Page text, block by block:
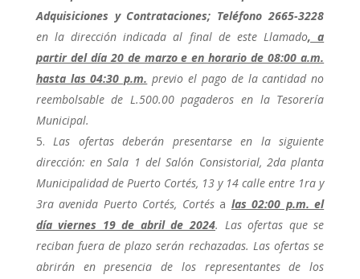
Adquisiciones y Contrataciones; Teléfono 2665-3228
en la dirección indicada al final de este Llamado, a
partir del día 20 de marzo e en horario de 08:00 a.m.
hasta las 04:30 p.m. previo el pago de la cantidad no
reembolsable de L.500.00 pagaderos en la Tesorería
Municipal.
Las ofertas deberán presentarse en la siguiente
dirección: enSala 1 del Salón Consistorial, 2da planta
Municipalidad de Puerto Cortés, 13 y 14 calle entre 1ra y
3ra avenida Puerto Cortés, Cortésa las 02:00 p.m. el
día viernes 19 de abril de 2024. Las ofertas que se
reciban fuera de plazo serán rechazadas. Las ofertas se
abrirán en presencia de los representantes de los